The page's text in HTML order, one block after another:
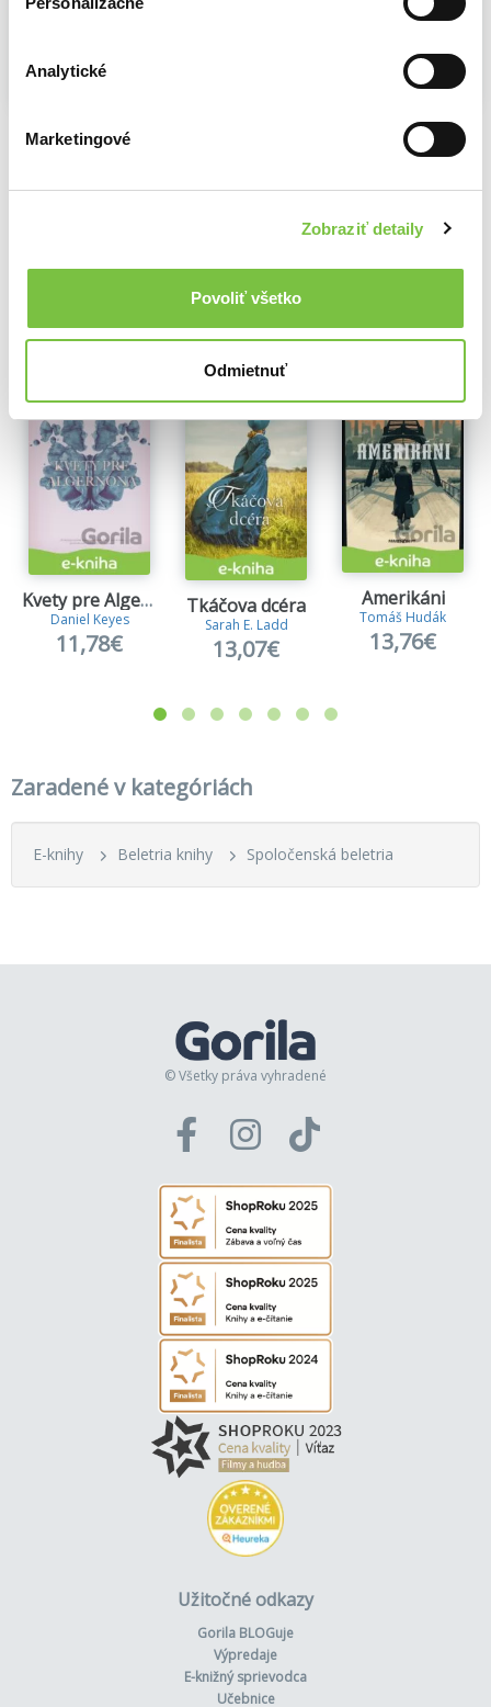
Analytické
Marketingové
Zobraziť detaily
Povoliť všetko
Odmietnuť
Voda
John Boyne
Stehlík
Donna Tartt
Ďalšie z kategórie Spoločenská beletria
Viac z tejto kategórie
Kvety pre Algernona
Daniel Keyes
11,78€
Tkáčova dcéra
Sarah E. Ladd
13,07€
Amerikáni
Tomáš Hudák
13,76€
Zaradené v kategóriách
E-knihy Beletria knihy Spoločenská beletria
© Všetky práva vyhradené
Užitočné odkazy
Gorila BLOGuje
Výpredaje
E-knižný sprievodca
Učebnice